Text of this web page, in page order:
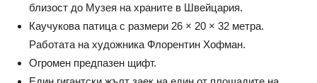
близост до Музея на храните в Швейцария.
Каучукова патица с размери 26 × 20 × 32 метра.
Работата на художника Флорентин Хофман.
Огромен предпазен щифт.